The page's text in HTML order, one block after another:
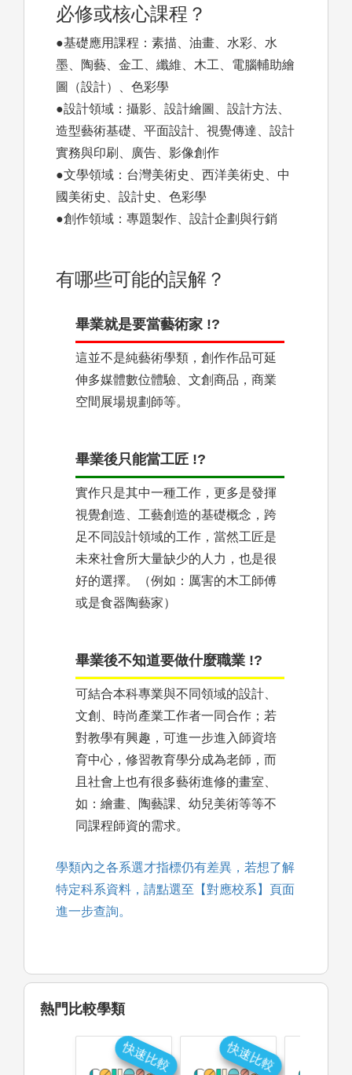
必修或核心課程？
●基礎應用課程：素描、油畫、水彩、水
墨、陶藝、金工、纖維、木工、電腦輔助繪
圖（設計）、色彩學
●設計領域：攝影、設計繪圖、設計方法、
造型藝術基礎、平面設計、視覺傳達、設計
實務與印刷、廣告、影像創作
●文學領域：台灣美術史、西洋美術史、中
國美術史、設計史、色彩學
●創作領域：專題製作、設計企劃與行銷
有哪些可能的誤解？
畢業就是要當藝術家 !?
這並不是純藝術學類，創作作品可延
伸多媒體數位體驗、文創商品，商業
空間展場規劃師等。
畢業後只能當工匠 !?
實作只是其中一種工作，更多是發揮
視覺創造、工藝創造的基礎概念，跨
足不同設計領域的工作，當然工匠是
未來社會所大量缺少的人力，也是很
好的選擇。（例如：厲害的木工師傅
或是食器陶藝家）
畢業後不知道要做什麼職業 !?
可結合本科專業與不同領域的設計、
文創、時尚產業工作者一同合作；若
對教學有興趣，可進一步進入師資培
育中心，修習教育學分成為老師，而
且社會上也有很多藝術進修的畫室、
如：繪畫、陶藝課、幼兒美術等等不
同課程師資的需求。
學類內之各系選才指標仍有差異，若想了解
特定科系資料，請點選至【對應校系】頁面
進一步查詢。
熱門比較學類
快速比較 快速比較